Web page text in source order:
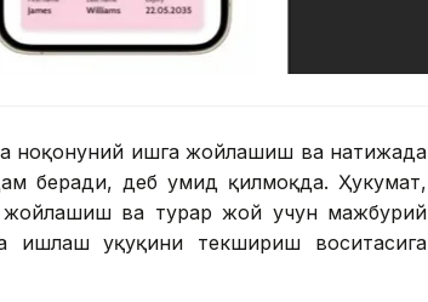
ноқонуний ишга жойлашиш ва натижада
беради, деб умид қилмоқда. Ҳукумат,
жойлашиш ва турар жой учун мажбурий
ҳуқуқини текшириш воситасига